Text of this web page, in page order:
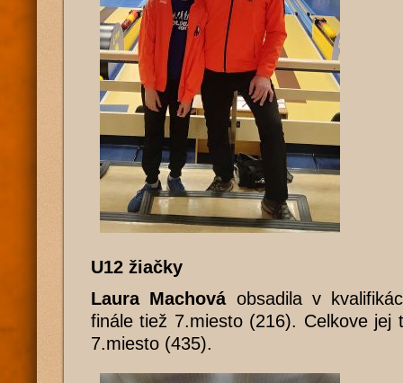
U12 žiačky
Laura Machováobsadila v
finále tiež 7.miesto (216). Celkove jej
7.miesto (435).